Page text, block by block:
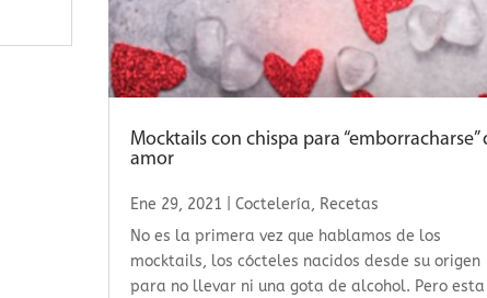
Mocktails con chispa para “emborracharse”
amor
Ene 29, 2021 Coctelería, Recetas
No es la primera vez que hablamos de los
mocktails, los cócteles nacidos desde su origen
para no llevar ni una gota de alcohol. Pero esta